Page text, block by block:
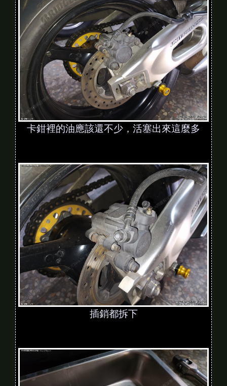
卡鉗裡的油應該還不少，活塞出來這麼多
插銷都拆下